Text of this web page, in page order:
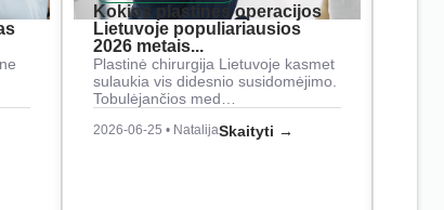
Kokios plastinės operacijos
Lietuvoje populiariausios
2026 metais...
Plastinė chirurgija Lietuvoje kasmet
sulaukia vis didesnio susidomėjimo.
Tobulėjančios med…
2026-06-25 • NatalijaSkaityti →